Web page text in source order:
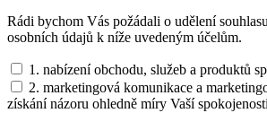
Rádi bychom Vás požádali o udělení
osobních údajů k níže uvedeným účelům.
1. nabízení obchodu, služeb a produktů
2. marketingová komunikace a
získání názoru ohledně míry Vaší